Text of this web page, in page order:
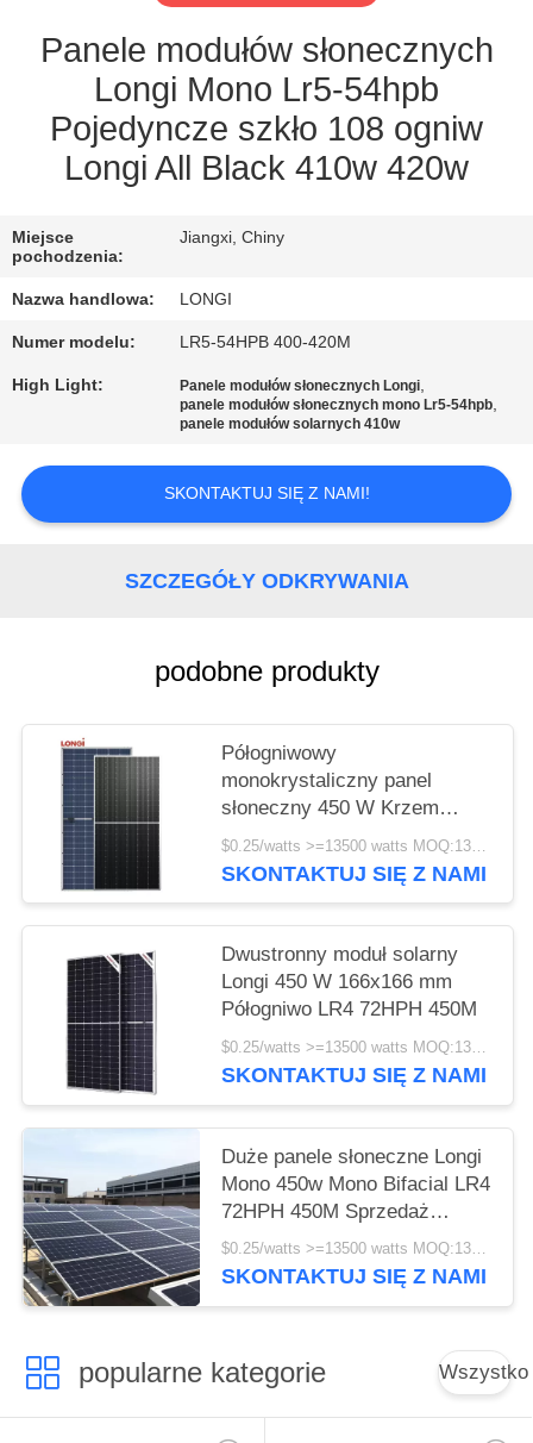
POPROSIĆ
WYCENĘ
SITEMAP
PRIVACY
POLICY
Panele modułów słonecznych
Longi Mono Lr5-54hpb
Pojedyncze szkło 108 ogniw
Longi All Black 410w 420w
Miejsce
pochodzenia:
Jiangxi, Chiny
Nazwa handlowa: LONGI
Numer modelu: LR5-54HPB 400-420M
High Light: Panele modułów słonecznych Longi,
panele modułów słonecznych mono Lr5-54hpb,
panele modułów solarnych 410w
SKONTAKTUJ SIĘ Z NAMI!
SZCZEGÓŁY ODKRYWANIA
podobne produkty
Półogniwowy
monokrystaliczny panel
słoneczny 450 W Krzem
monokrystaliczny LONGI LR4
72HPH 450M 25 lat gwarancji
SKONTAKTUJ SIĘ Z NAMI
Dwustronny moduł solarny
Longi 450 W 166x166 mm
Półogniwo LR4 72HPH 450M
$0.25/watts >=13500 watts MOQ:13500 watts
SKONTAKTUJ SIĘ Z NAMI
Duże panele słoneczne Longi
Mono 450w Mono Bifacial LR4
72HPH 450M Sprzedaż
hurtowa
$0.25/watts >=13500 watts MOQ:13500 watów
SKONTAKTUJ SIĘ Z NAMI
popularne kategorie Wszystko